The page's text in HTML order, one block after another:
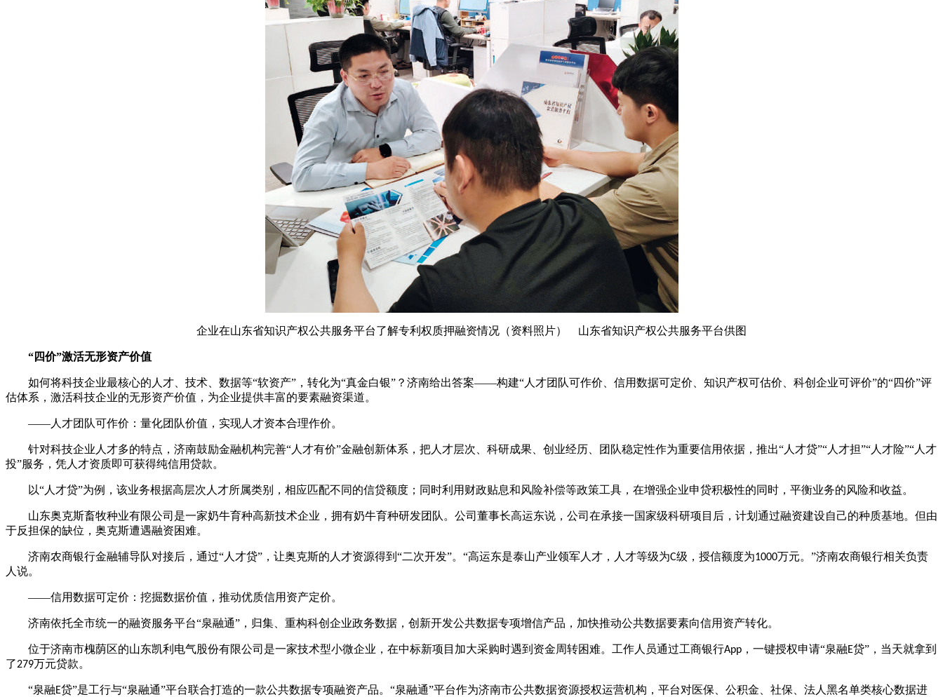
企业在山东省知识产权公共服务平台了解专利权质押融资情况（资料照片） 山东省知识产权公共服务平台供图
“四价”激活无形资产价值
如何将科技企业最核心的人才、技术、数据等“软资产”，转化为“真金白银”？济南给出答案——构建“人才团队可作价、信用数据可定价、知识产权可估价、科创企业可评价”的“四价”评
估体系，激活科技企业的无形资产价值，为企业提供丰富的要素融资渠道。
——人才团队可作价：量化团队价值，实现人才资本合理作价。
针对科技企业人才多的特点，济南鼓励金融机构完善“人才有价”金融创新体系，把人才层次、科研成果、创业经历、团队稳定性作为重要信用依据，推出“人才贷”“人才担”“人才险”“人才
投”服务，凭人才资质即可获得纯信用贷款。
以“人才贷”为例，该业务根据高层次人才所属类别，相应匹配不同的信贷额度；同时利用财政贴息和风险补偿等政策工具，在增强企业申贷积极性的同时，平衡业务的风险和收益。
山东奥克斯畜牧种业有限公司是一家奶牛育种高新技术企业，拥有奶牛育种研发团队。公司董事长高运东说，公司在承接一国家级科研项目后，计划通过融资建设自己的种质基地。但由
于反担保的缺位，奥克斯遭遇融资困难。
济南农商银行金融辅导队对接后，通过“人才贷”，让奥克斯的人才资源得到“二次开发”。“高运东是泰山产业领军人才，人才等级为C级，授信额度为1000万元。”济南农商银行相关负责
人说。
——信用数据可定价：挖掘数据价值，推动优质信用资产定价。
济南依托全市统一的融资服务平台“泉融通”，归集、重构科创企业政务数据，创新开发公共数据专项增信产品，加快推动公共数据要素向信用资产转化。
位于济南市槐荫区的山东凯利电气股份有限公司是一家技术型小微企业，在中标新项目加大采购时遇到资金周转困难。工作人员通过工商银行App ，一键授权申请“泉融E贷”，当天就拿到
了279万元贷款。
“泉融E贷”是工行与“泉融通”平台联合打造的一款公共数据专项融资产品。“泉融通”平台作为济南市公共数据资源授权运营机构，平台对医保、公积金、社保、法人黑名单类核心数据进